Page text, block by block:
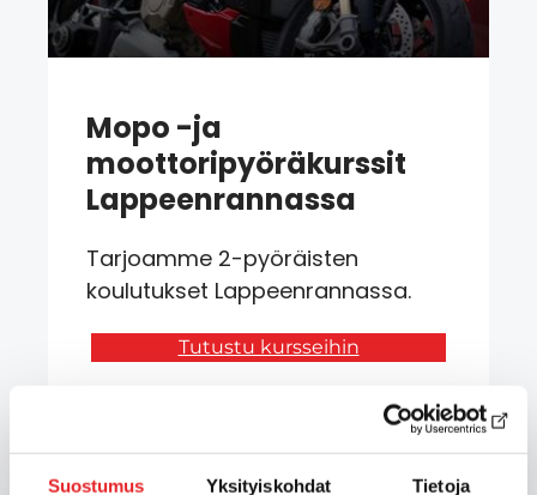
Suostumus Yksityiskohdat Tietoja
Mopo -ja
moottoripyöräkurssit
Lappeenrannassa
Tarjoamme 2-pyöräisten
koulutukset Lappeenrannassa.
Tutustu kursseihin